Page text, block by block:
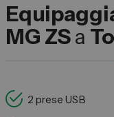
MG ZSa
2 prese USB